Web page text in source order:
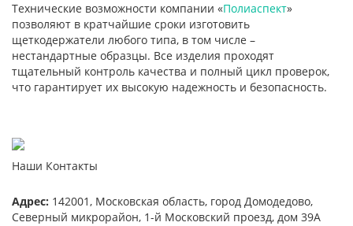
Технические возможности компании «Полиаспект»
позволяют в кратчайшие сроки изготовить
щеткодержатели любого типа, в том числе –
нестандартные образцы. Все изделия проходят
тщательный контроль качества и полный цикл проверок,
что гарантирует их высокую надежность и безопасность.
Наши Контакты
Адрес: 142001, Московская область, город Домодедово,
Северный микрорайон, 1-й Московский проезд, дом 39А